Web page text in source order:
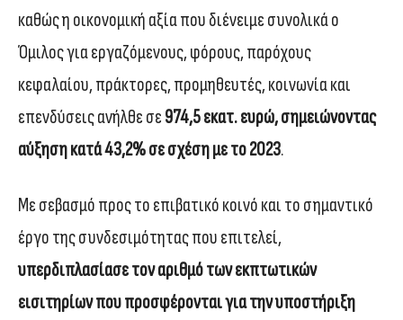
καθώς η οικονομική αξία που διένειμε συνολικά ο
Όμιλος για εργαζόμενους, φόρους, παρόχους
κεφαλαίου, πράκτορες, προμηθευτές, κοινωνία και
επενδύσεις ανήλθε σε 974,5 εκατ. ευρώ, σημειώνοντας
αύξηση κατά 43,2% σε σχέση με το 2023.
Με σεβασμό προς το επιβατικό κοινό και το σημαντικό
έργο της συνδεσιμότητας που επιτελεί,
υπερδιπλασίασε τον αριθμό των εκπτωτικών
εισιτηρίων που προσφέρονται για την υποστήριξη